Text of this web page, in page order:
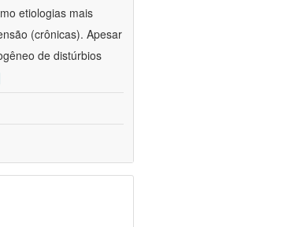
etiologias mais
(crônicas). Apesar
de distúrbios